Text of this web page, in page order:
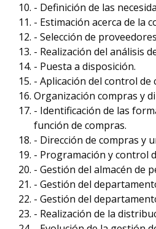
- Definición de las
- Estimación acerca de la
- Selección de
- Realización del análisis
- Puesta a disposición.
- Aplicación del control de
Organización compras y
- Identificación de las
función de compras.
- Dirección de compras y
- Programación y control
- Gestión del almacén de
- Gestión del
- Gestión del
- Realización de la